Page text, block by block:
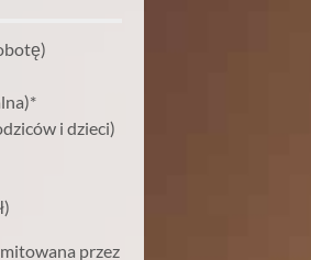
i dzieci)
przez